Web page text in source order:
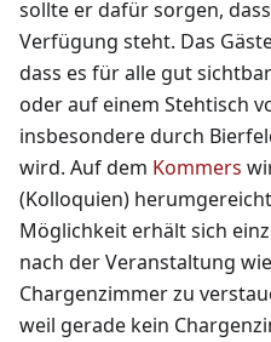
sollte er dafür sorgen,
Verfügung steht. Das
dass es für alle gut
oder auf einem Stehtisch
insbesondere durch
wird. Auf dem Kommers
(Kolloquien)
Möglichkeit erhält sich
nach der Veranstaltung
Chargenzimmer zu
weil gerade kein